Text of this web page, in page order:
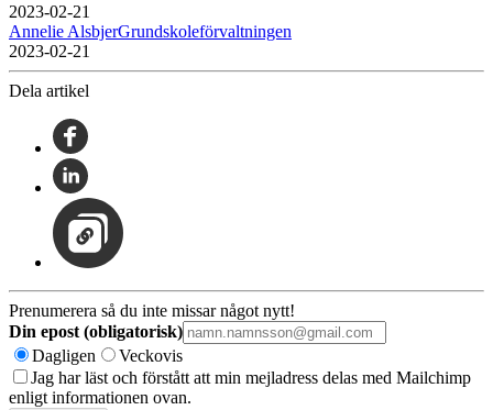
2023-02-21
Annelie AlsbjerGrundskoleförvaltningen
2023-02-21
Dela artikel
Prenumerera så du inte missar något nytt!
Din epost (obligatorisk)
Dagligen
Veckovis
Jag har läst och förstått att min mejladress delas med Mailchimp
enligt informationen ovan.